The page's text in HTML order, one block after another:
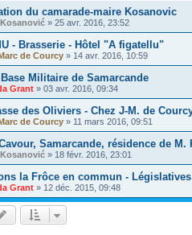
du camarade-maire Kosanovic
» 25 avr. 2016, 23:52
- Brasserie - Hôtel "A figatellu"
de Courcy » 14 avr. 2016, 10:59
Militaire de Samarcande
Grant » 03 avr. 2016, 09:34
des Oliviers - Chez J-M. de
de Courcy » 11 mars 2016, 09:51
Samarcande, résidence de M.
» 18 févr. 2016, 23:01
la Frôce en commun -
Grant » 12 déc. 2015, 09:48